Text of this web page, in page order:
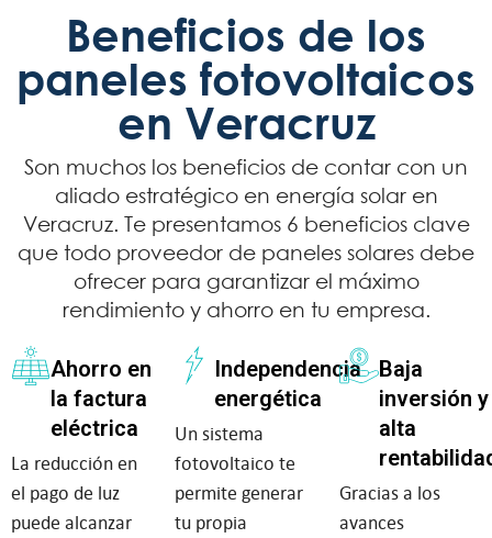
Beneficios de los
paneles fotovoltaicos
en Veracruz
Son muchos los beneficios de contar con un
aliado estratégico en energía solar en
Veracruz. Te presentamos 6 beneficios clave
que todo proveedor de paneles solares debe
ofrecer para garantizar el máximo
rendimiento y ahorro en tu empresa.
Ahorro en
la factura
eléctrica
La reducción en
el pago de luz
puede alcanzar
Independencia
energética
Un sistema
fotovoltaico te
permite generar
tu propia
Baja
inversión y
alta
Gracias a los
avances